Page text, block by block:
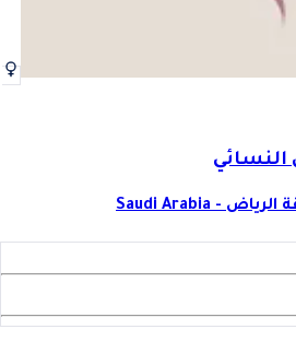
النسائي